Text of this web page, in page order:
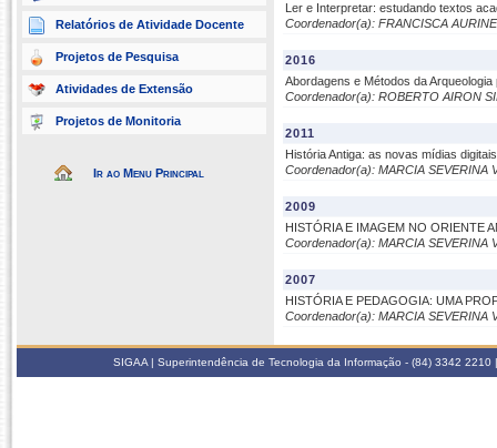
Relatórios de Atividade Docente
Projetos de Pesquisa
Atividades de Extensão
Projetos de Monitoria
Ir ao Menu Principal
Ler e Interpretar: estudando textos
Coordenador(a): FRANCISCA
2016
Abordagens e Métodos da Arqueologia
Coordenador(a): ROBERTO AIRON
2011
História Antiga: as novas mídias
Coordenador(a): MARCIA SEVERINA
2009
HISTÓRIA E IMAGEM NO ORIENTE
Coordenador(a): MARCIA SEVERINA
2007
HISTÓRIA E PEDAGOGIA: UMA
Coordenador(a): MARCIA SEVERINA
SIGAA | Superintendência de Tecnologia da Informação - (84) 3342